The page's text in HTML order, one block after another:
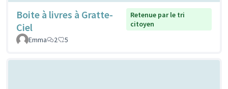
Boite à livres à Gratte-
Ciel
Retenue par le tri
citoyen
Emma
2 5